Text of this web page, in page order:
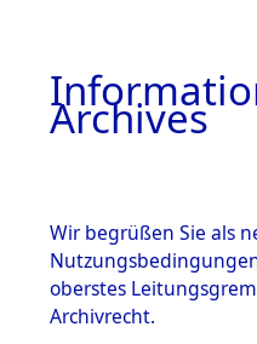
Archives
Wir begrüßen Sie als
oberstes
Archivrecht.